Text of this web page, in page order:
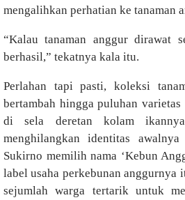
mengalihkan perhatian ke tanaman
“Kalau tanaman anggur dirawat
berhasil,” tekatnya kala itu.
Perlahan tapi pasti, koleksi
bertambah hingga puluhan
di sela deretan kolam
menghilangkan identitas
Sukirno memilih nama ‘Kebun
label usaha perkebunan anggurnya
sejumlah warga tertarik untuk